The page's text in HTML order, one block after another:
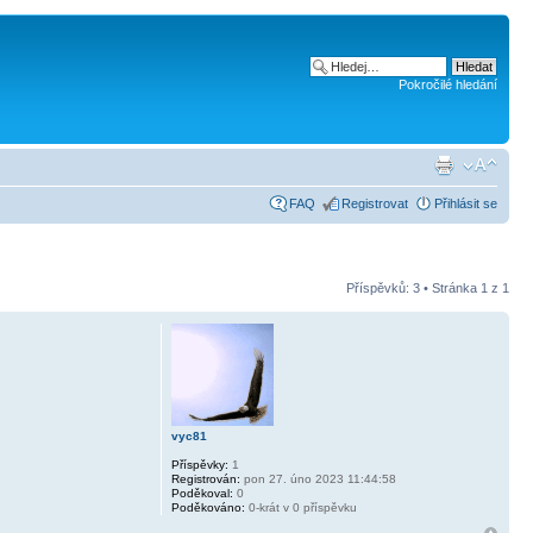
Pokročilé hledání
FAQ Registrovat Přihlásit se
Příspěvků: 3 • Stránka 1 z 1
vyc81
Příspěvky: 1
Registrován: pon 27. úno 2023 11:44:58
Poděkoval: 0
Poděkováno: 0-krát v 0 příspěvku